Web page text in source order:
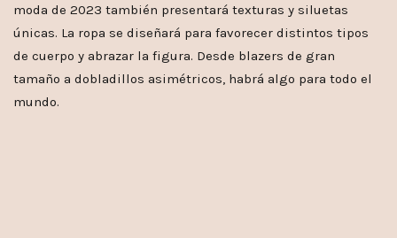
moda de 2023 también presentará texturas y siluetas
únicas. La ropa se diseñará para favorecer distintos tipos
de cuerpo y abrazar la figura. Desde blazers de gran
tamaño a dobladillos asimétricos, habrá algo para todo el
mundo.